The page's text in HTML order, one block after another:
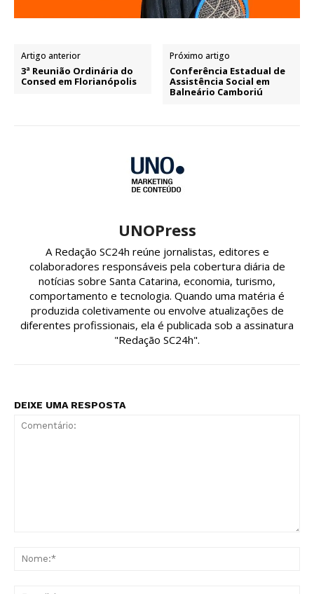
Artigo anterior
3ª Reunião Ordinária do
Consed em Florianópolis
Próximo artigo
Conferência Estadual de
Assistência Social em
Balneário Camboriú
UNOPress
A Redação SC24h reúne jornalistas, editores e
colaboradores responsáveis pela cobertura diária de
notícias sobre Santa Catarina, economia, turismo,
comportamento e tecnologia. Quando uma matéria é
produzida coletivamente ou envolve atualizações de
diferentes profissionais, ela é publicada sob a assinatura
"Redação SC24h".
DEIXE UMA RESPOSTA